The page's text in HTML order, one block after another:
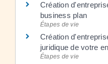
Création
business plan
Étapes de vie
Création
juridique de votre
Étapes de vie